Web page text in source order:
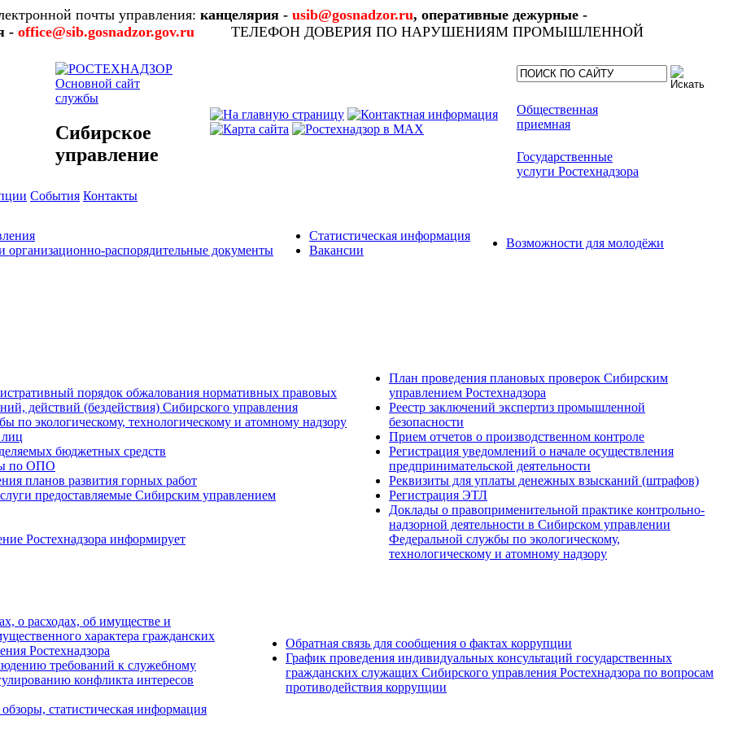
почты управления: канцелярия - usib@gosnadzor.ru, оперативные дежурные -
- office@sib.gosnadzor.gov.ru ТЕЛЕФОН ДОВЕРИЯ ПО НАРУШЕНИЯМ ПРОМЫШЛЕННОЙ
Основной сайт
службы
Сибирское
управление
Общественная
приемная
Государственные
услуги Ростехнадзора
События Контакты
распорядительные документы
Статистическая информация
Вакансии
Возможности для молодёжи
порядок обжалования нормативных правовых
действий (бездействия) Сибирского управления
по экологическому, технологическому и атомному надзору
бюджетных средств
по ОПО
планов развития горных работ
предоставляемые Сибирским управлением
Ростехнадзора информирует
План проведения плановых проверок Сибирским
управлением Ростехнадзора
Реестр заключений экспертиз промышленной
безопасности
Прием отчетов о производственном контроле
Регистрация уведомлений о начале осуществления
предпринимательской деятельности
Реквизиты для уплаты денежных взысканий (штрафов)
Регистрация ЭТЛ
Доклады о правоприменительной практике контрольно-
надзорной деятельности в Сибирском управлении
Федеральной службы по экологическому,
технологическому и атомному надзору
о расходах, об имуществе и
характера гражданских
Ростехнадзора
требований к служебному
конфликта интересов
статистическая информация
Обратная связь для сообщения о фактах коррупции
График проведения индивидуальных консультаций государственных
гражданских служащих Сибирского управления Ростехнадзора по вопросам
противодействия коррупции